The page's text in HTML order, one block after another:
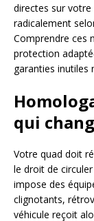
directes sur
radicalement
Comprendre ces
protection
garanties inutiles
qui
Votre quad doit
le droit de
impose des
clignotants,
véhicule reçoit